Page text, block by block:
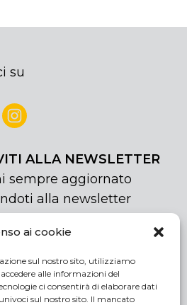
ai cookie
sul nostro sito, utilizziamo
alle informazioni del
ci consentirà di elaborare dati
sul nostro sito. Il mancato
su
ALLA NEWSLETTER
sempre aggiornato
alla newsletter
al trattamento dei miei
dati personali